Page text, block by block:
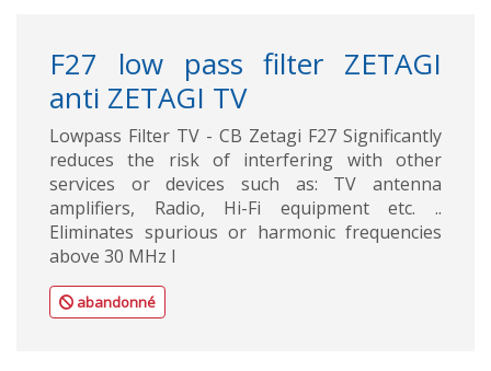
F27 low pass filter ZETAGI
anti ZETAGI TV
Lowpass Filter TV - CB Zetagi F27 Significantly
reduces the risk of interfering with other
services or devices such as: TV antenna
amplifiers, Radio, Hi-Fi equipment etc. ..
Eliminates spurious or harmonic frequencies
above 30 MHz I
abandonné